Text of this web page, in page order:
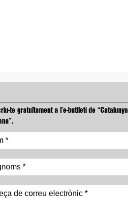
te gratuïtament a l’e-butlletí de “Catalunya